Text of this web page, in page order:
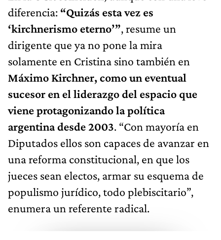
diferencia: “Quizás esta vez es
‘kirchnerismo eterno’”, resume un
dirigente que ya no pone la mira
solamente en Cristina sino también en
Máximo Kirchner, como un eventual
sucesor en el liderazgo del espacio que
viene protagonizando la política
argentina desde 2003. “Con mayoría en
Diputados ellos son capaces de avanzar en
una reforma constitucional, en que los
jueces sean electos, armar su esquema de
populismo jurídico, todo plebiscitario”,
enumera un referente radical.